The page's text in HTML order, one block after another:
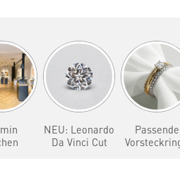
NEU: Leonardo
Da Vinci Cut
Passende